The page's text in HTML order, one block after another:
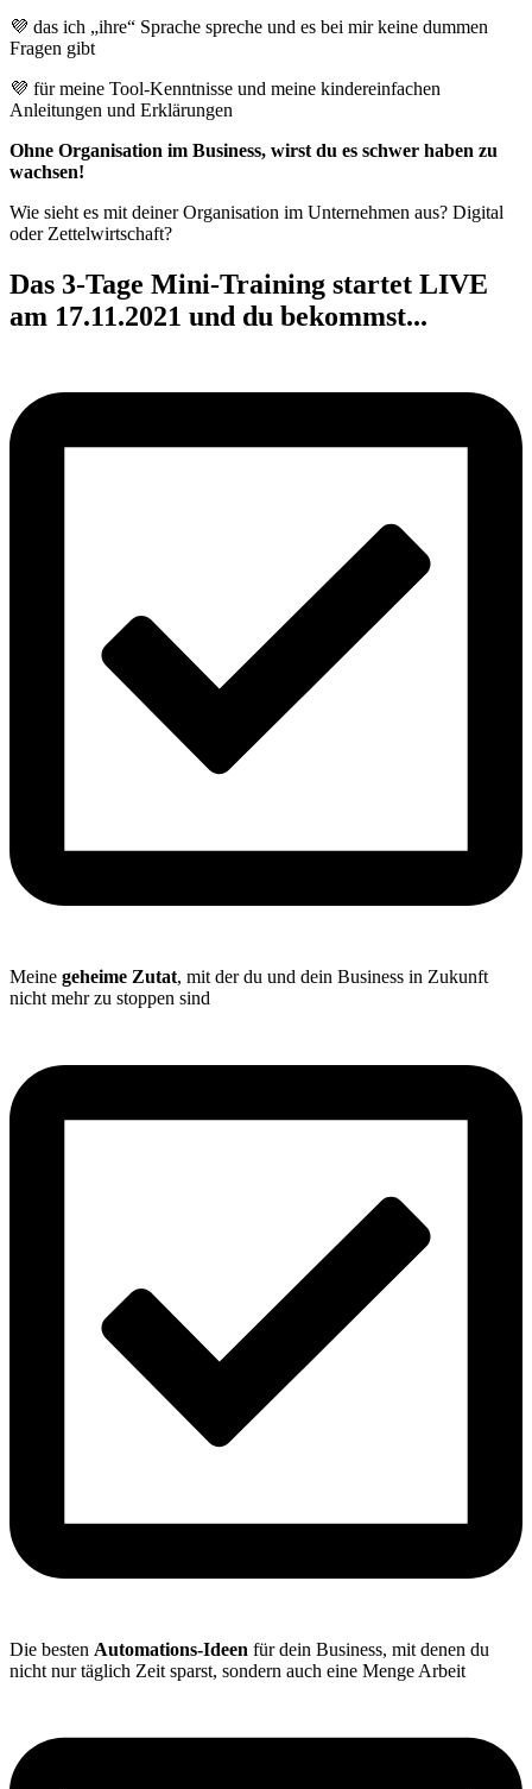
💜 das ich „ihre“ Sprache spreche und es bei mir keine dummen
Fragen gibt
💜 für meine Tool-Kenntnisse und meine kindereinfachen
Anleitungen und Erklärungen
Ohne Organisation im Business, wirst du es schwer haben zu
wachsen!
Wie sieht es mit deiner Organisation im Unternehmen aus? Digital
oder Zettelwirtschaft?
Das 3-Tage Mini-Training startet LIVE
am 17.11.2021 und du bekommst...
Meine geheime Zutat, mit der du und dein Business in Zukunft
nicht mehr zu stoppen sind
Die besten Automations-Ideen für dein Business, mit denen du
nicht nur täglich Zeit sparst, sondern auch eine Menge Arbeit